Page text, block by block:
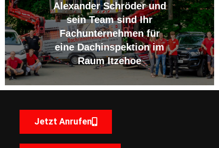
Alexander Schröder und
sein Team sind Ihr
Fachunternehmen für
eine Dachinspektion im
Raum Itzehoe
Jetzt Anrufen